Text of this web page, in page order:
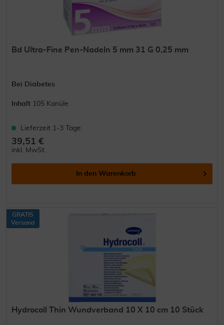
Bd Ultra-Fine Pen-Nadeln 5 mm 31 G 0,25 mm
Bei Diabetes
Inhalt 105 Kanüle
Lieferzeit 1-3 Tage
39,51 €
inkl. MwSt.
In den Warenkorb
GRATIS
Versand
Hydrocoll Thin Wundverband 10 X 10 cm 10 Stück